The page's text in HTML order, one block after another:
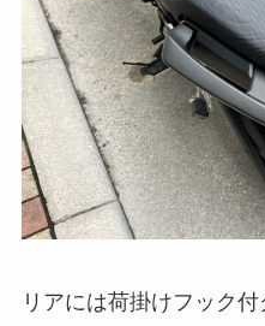
リアには荷掛けフック